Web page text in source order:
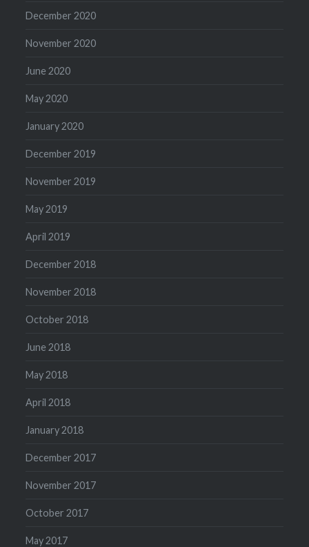
December 2020
November 2020
June 2020
May 2020
January 2020
December 2019
November 2019
May 2019
April 2019
December 2018
November 2018
October 2018
June 2018
May 2018
April 2018
January 2018
December 2017
November 2017
October 2017
May 2017